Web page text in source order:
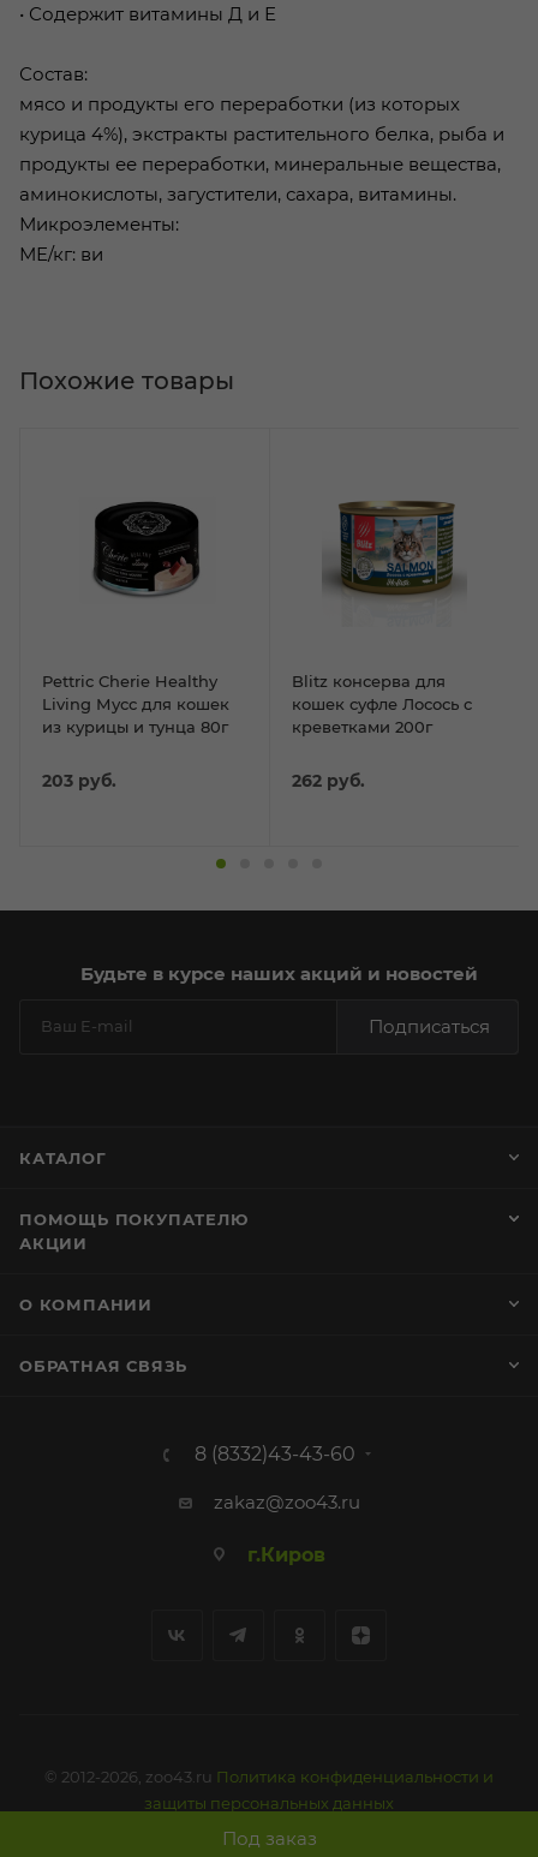
Под заказ
• Содержит витамины Д и Е
Состав:
мясо и продукты его переработки (из которых
курица 4%), экстракты растительного белка, рыба и
продукты ее переработки, минеральные вещества,
аминокислоты, загустители, сахара, витамины.
Микроэлементы:
МЕ/кг: ви
Pettric Cherie Healthy
Living Мусс для кошек
из курицы и тунца 80г
203 руб.
Blitz консерва для
кошек суфле Лосось с
креветками 200г
262 руб.
Похожие товары
Будьте в курсе наших акций и новостей
Подписаться
КАТАЛОГ
ПОМОЩЬ ПОКУПАТЕЛЮ
АКЦИИ
О КОМПАНИИ
ОБРАТНАЯ СВЯЗЬ
8 (8332)43-43-60
zakaz@zoo43.ru
г.Киров
© 2012-2026, zoo43.ru Политика конфиденциальности и
защиты персональных данных